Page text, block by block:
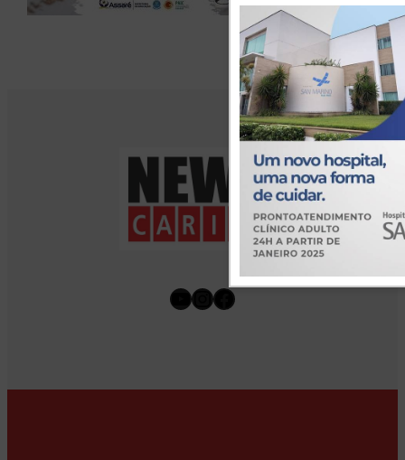
Youtube
Instagram
Facebook